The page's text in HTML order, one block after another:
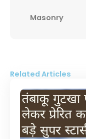
Masonry
Related Articles